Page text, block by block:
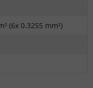
(6x 0.3255 mm²)